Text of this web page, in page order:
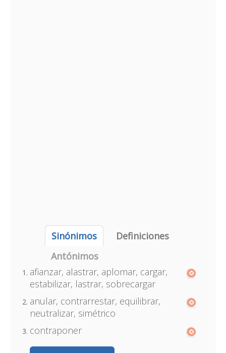
Sinónimos
Definiciones
Antónimos
afianzar, alastrar, aplomar, cargar,
estabilizar, lastrar, sobrecargar
anular, contrarrestar, equilibrar,
neutralizar, simétrico
contraponer